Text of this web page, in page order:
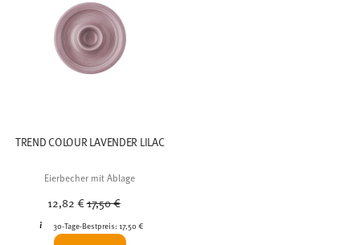
TREND COLOUR LAVENDER LILAC
Eierbecher mit Ablage
12,82 €Price reduced from
17,50 €to
30-Tage-Bestpreis:17,50 €